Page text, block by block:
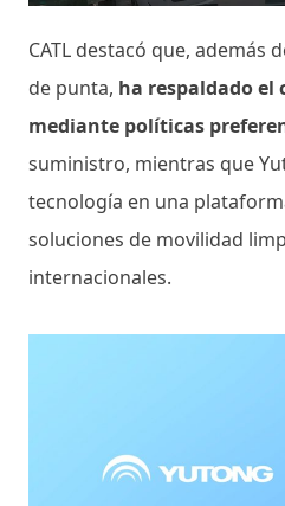
CATL destacó que, además
de punta, ha respaldado el
mediante políticas
suministro, mientras que
tecnología en una
soluciones de movilidad
internacionales.